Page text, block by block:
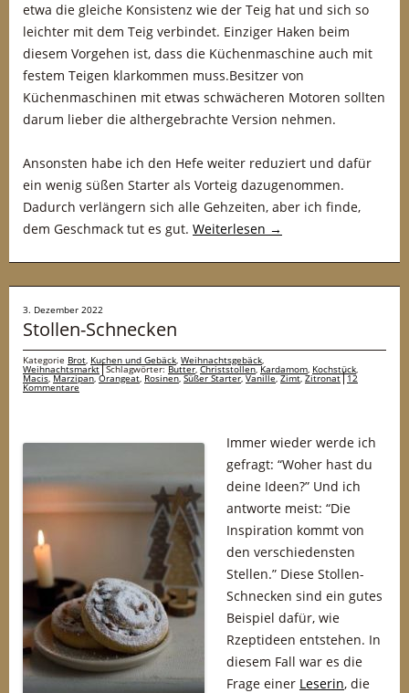
etwa die gleiche Konsistenz wie der Teig hat und sich so
leichter mit dem Teig verbindet. Einziger Haken beim
diesem Vorgehen ist, dass die Küchenmaschine auch mit
festem Teigen klarkommen muss.Besitzer von
Küchenmaschinen mit etwas schwächeren Motoren sollten
darum lieber die althergebrachte Version nehmen.
Ansonsten habe ich den Hefe weiter reduziert und dafür
ein wenig süßen Starter als Vorteig dazugenommen.
Dadurch verlängern sich alle Gehzeiten, aber ich finde,
dem Geschmack tut es gut. Weiterlesen →
3. Dezember 2022
Stollen-Schnecken
Kategorie Brot, Kuchen und Gebäck, Weihnachtsgebäck,
Weihnachtsmarkt Schlagwörter:Butter,Christstollen,Kardamom, Kochstück,
Macis,Marzipan,Orangeat, Rosinen,Süßer Starter,Vanille,Zimt,Zitronat 12
Kommentare
Immer wieder werde ich
gefragt: “Woher hast du
deine Ideen?” Und ich
antworte meist: “Die
Inspiration kommt von
den verschiedensten
Stellen.” Diese Stollen-
Schnecken sind ein gutes
Beispiel dafür, wie
Rzeptideen entstehen. In
diesem Fall war es die
Frage einer Leserin, die